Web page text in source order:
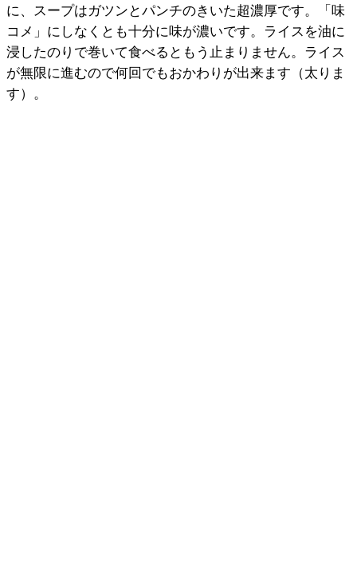
に、スープはガツンとパンチのきいた超濃厚です。「味
コメ」にしなくとも十分に味が濃いです。ライスを油に
浸したのりで巻いて食べるともう止まりません。ライス
が無限に進むので何回でもおかわりが出来ます（太りま
す）。